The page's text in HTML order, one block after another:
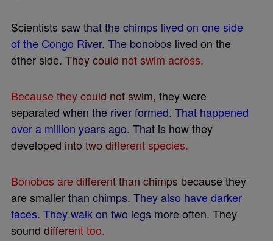
Scientists sawthatthechimps lived on oneside
ofthe Congo River. The bonobos lived on the
otherside. Theycould notswim across.
Becausetheycould notswim, theywere
separated when the riverformed. That happened
overa million years ago. That is howthey
developed into two diferentspecies.
Bonobos arediferentthan chimps becausethey
aresmallerthan chimps. Theyalso havedarker
faces. Theywalk on two legs moreoften. They
sound diferenttoo.